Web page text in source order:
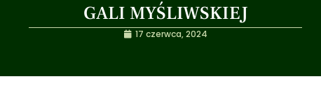
GALI MYŚLIWSKIEJ
17 czerwca, 2024